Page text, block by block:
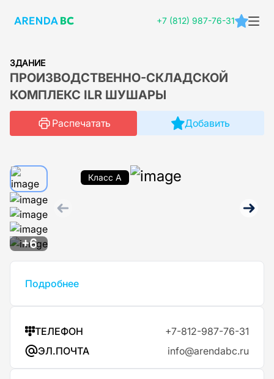
+7 (812) 987-76-31
ЗДАНИЕ
ПРОИЗВОДСТВЕННО-СКЛАДСКОЙ
КОМПЛЕКС ILR ШУШАРЫ
Распечатать Добавить
Класс A
+6
Подробнее
ТЕЛЕФОН
+7-812-987-76-31
ЭЛ.ПОЧТА
info@arendabc.ru